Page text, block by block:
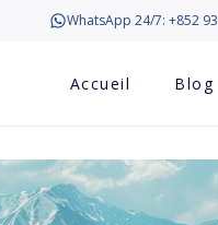
WhatsApp 24/7: +852
Accueil Blog